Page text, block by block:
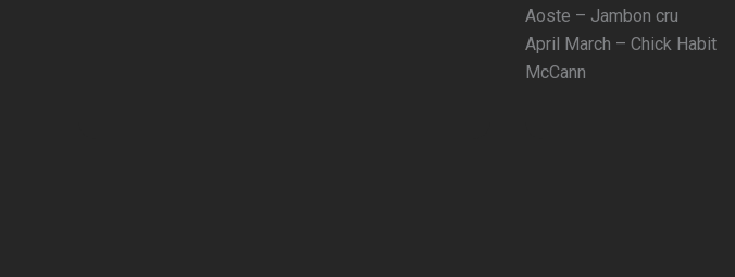
Aoste – Jambon cru
April March – Chick Habit
McCann